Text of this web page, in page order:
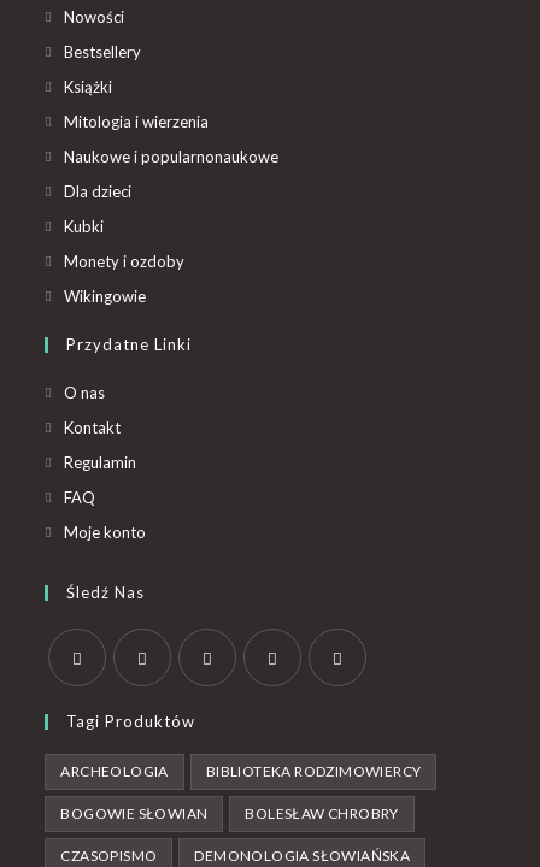
Nowości
Bestsellery
Książki
Mitologia i wierzenia
Naukowe i popularnonaukowe
Dla dzieci
Kubki
Monety i ozdoby
Wikingowie
Przydatne Linki
O nas
Kontakt
Regulamin
FAQ
Moje konto
Śledź Nas
Tagi Produktów
ARCHEOLOGIA BIBLIOTEKA RODZIMOWIERCY
BOGOWIE SŁOWIAN BOLESŁAW CHROBRY
CZASOPISMO DEMONOLOGIA SŁOWIAŃSKA